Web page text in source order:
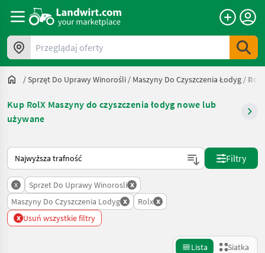
Przeglądaj oferty
/Sprzęt Do Uprawy Winorośli / Maszyny Do Czyszczenia Łodyg / Rolx
Kup RolX Maszyny do czyszczenia łodyg nowe lub
używane
Tak sortuje się na Landwirt.com
Filtry
x Sprzet Do Uprawy Winorosli x
Maszyny Do Czyszczenia Lodyg x Rolx x
x Usuń wszystkie filtry
Lista Siatka